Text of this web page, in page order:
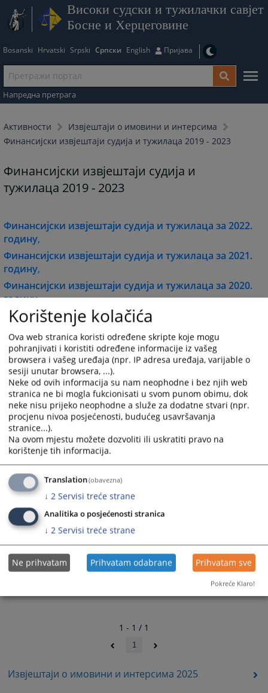
Високи судски и тужилачки савјет
Босне и Херцеговине
Bosanski Hrvatski Srpski Српски English Пријава
Напредна претрага
Активности
Извјештаји о имовини и интерсима
Финансијски извјештаји судија и тужилаца 2019 - 2023
Извјештаји о имовини и интерсима 2025
Финансијски извјештаји судија и
тужилаца 2019 - 2023
Финансијски извјештаји судија и тужилаца за 2022.
годину,
Финансијски извјештаји судија и тужилаца за 2021.
годину,
Финансијски извјештаји судија и тужилаца за 2020.
годину,
Финансијски извјештаји судија и тужилаца за 2019.
6705ПРЕГЛЕДА
1 - 1 / 1
1
Korištenje kolačića
Ova web stranica koristi određene skripte koje mogu
pohranjivati i koristiti određene informacije iz vašeg
browsera i vašeg uređaja (npr. IP adresa uređaja, varijable o
sesiji unutar browsera, ...).
Neke od ovih informacija su nam neophodne i bez njih web
stranica ne bi mogla fukcionisati u svom punom obimu, dok
neke nisu prijeko neophodne a služe za dodatne stvari (npr.
procjenu nivoa posjećenosti, budućeg usavršavanja
stranice...).
Na ovom mjestu možete dozvoliti ili uskratiti pravo na
korištenje tih informacija.
Translation(obavezna)
↓ 2 Servisi treće strane
Analitika o posjećenosti stranica
↓ 2 Servisi treće strane
Ne prihvatam Prihvatam odabrane Prihvatam sve
Pokreće Klaro!